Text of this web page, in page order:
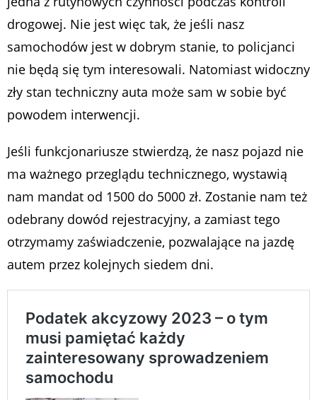
drogowej. Nie jest więc tak, że jeśli nasz
samochodów jest w dobrym stanie, to policjanci
nie będą się tym interesowali. Natomiast widoczny
zły stan techniczny auta może sam w sobie być
powodem interwencji.
Jeśli funkcjonariusze stwierdzą, że nasz pojazd nie
ma ważnego przeglądu technicznego, wystawią
nam mandat od 1500 do 5000 zł. Zostanie nam też
odebrany dowód rejestracyjny, a zamiast tego
otrzymamy zaświadczenie, pozwalające na jazdę
autem przez kolejnych siedem dni.